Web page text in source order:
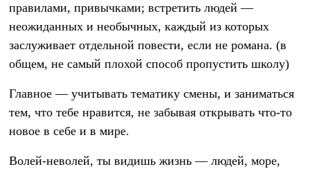
правилами, привычками; встретить людей —
неожиданных и необычных, каждый из которых
заслуживает отдельной повести, если не романа. (в
общем, не самый плохой способ пропустить школу)
Главное — учитывать тематику смены, и заниматься
тем, что тебе нравится, не забывая открывать что-то
новое в себе и в мире.
Волей-неволей, ты видишь жизнь — людей, море,